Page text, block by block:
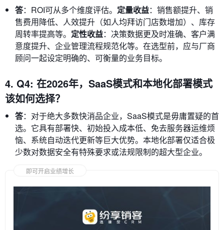
答：ROI可从多个维度评估。 定量收益：销售额提升、销
售费用降低、人效提升（如人均拜访门店数增加）、库存
周转率提高等。 定性收益：决策数据更及时准确、客户满
意度提升、企业管理流程规范化等。在选型前，应与厂商
顾问一起设定明确的、可衡量的业务目标。
4. Q4: 在2026年，SaaS模式和本地化部署模式
该如何选择？
答：对于绝大多数快消品企业，SaaS模式是毋庸置疑的首
选。它具有部署快、初始投入成本低、免去服务器运维烦
恼、系统自动迭代更新等巨大优势。本地化部署仅适合极
少数对数据安全有特殊要求或法规限制的超大型企业。
即可开启业绩增长